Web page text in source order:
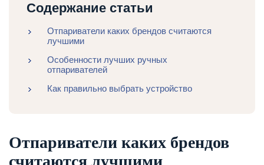
Содержание статьи
Отпариватели каких брендов считаются
лучшими
Особенности лучших ручных
отпаривателей
Как правильно выбрать устройство
Отпариватели каких брендов